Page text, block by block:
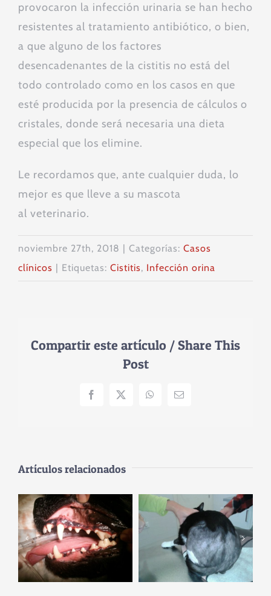
provocaron la infección urinaria se han hecho
resistentes al tratamiento antibiótico, o bien,
a que alguno de los factores
desencadenantes de la cistitis no está del
todo controlado como en los casos en que
esté producida por la presencia de cálculos o
cristales, donde será necesaria una dieta
especial que los elimine.
Le recordamos que, ante cualquier duda, lo
mejor es que lleve a su mascota
al veterinario.
noviembre 27th, 2018 Categorías: Casos
clínicos
Etiquetas: Cistitis, Infección orina
Compartir este artículo / Share This
Post
Facebook
X WhatsAppCorreo
Artículos relacionados
Caso clínico:
Enfermedad
Periodontal
Caso clínico:
dermatitis a la
picadura de
pulga en gatos